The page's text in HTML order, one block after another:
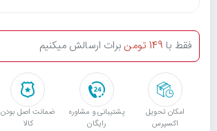
امکان تحویل
اکسپرس
پشتیبانی و مشاوره
رایگان
ﺿﻤﺎﻧﺖ اﺻﻞ ﺑﻮدن
ﮐﺎﻟﺎ
فقط با 149 تومن برات ارسالش میکنیم